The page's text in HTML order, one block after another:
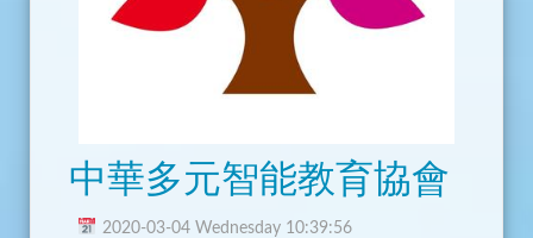
中華多元智能教育協會
2020-03-04 Wednesday 10:39:56